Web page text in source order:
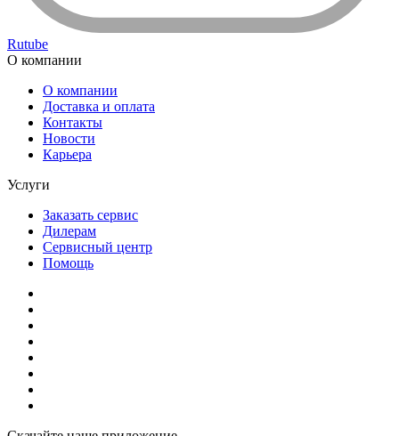
Rutube
О компании
О компании
Доставка и оплата
Контакты
Новости
Карьера
Услуги
Заказать сервис
Дилерам
Сервисный центр
Помощь